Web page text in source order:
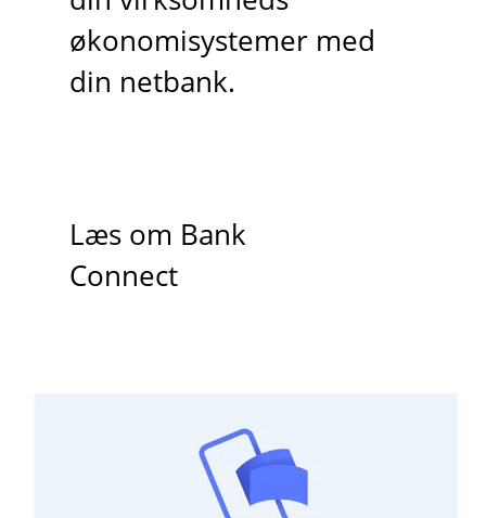
økonomisystemer med
din netbank.
Læs om Bank
Connect